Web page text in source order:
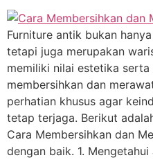
Furniture antik bukan
tetapi juga merupakan
memiliki nilai estetika
membersihkan dan
perhatian khusus agar
tetap terjaga. Berikut
Cara Membersihkan dan
dengan baik. 1.